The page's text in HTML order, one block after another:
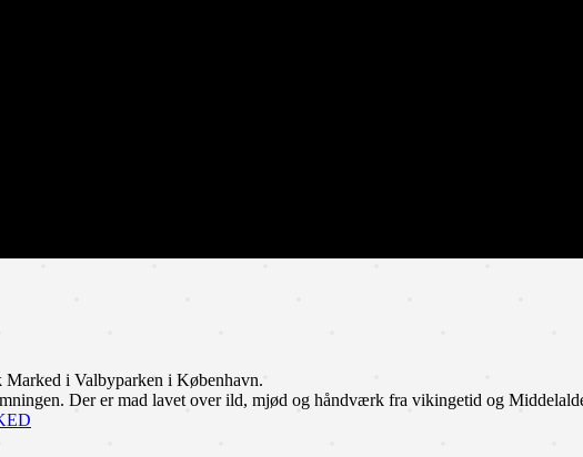
i Valbyparken i København.
Der er mad lavet over ild, mjød og håndværk fra vikingetid og